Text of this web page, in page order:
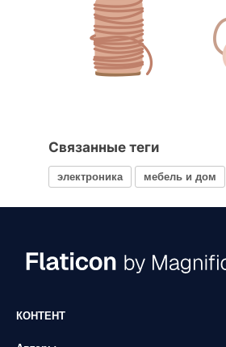
Связанные теги
электроника мебель и дом
КОНТЕНТ